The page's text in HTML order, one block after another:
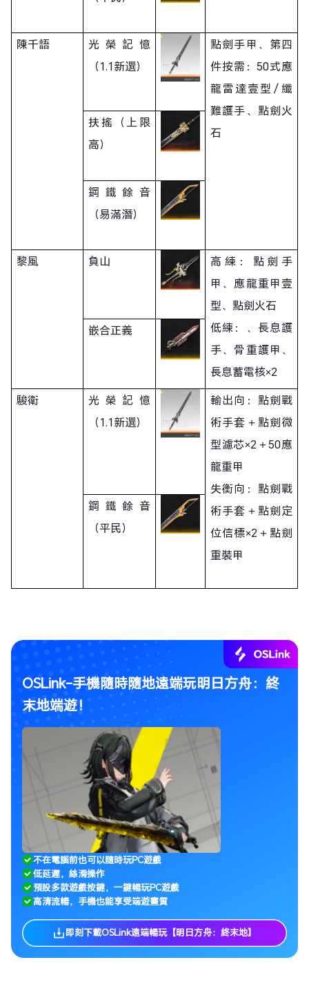
陳千語
光榮記憶
（1.1新選）
點劍手甲、第四
件按需：50式應
龍雷達壹型／纖
難護手、點劍火
石
扶搖（上限
高）
鋼鐵餘音
（易滿潛）
黎風 負山
高練：點劍手
甲、應龍重甲壹
型、點劍火石
低練：、長息護
手、骨重護甲、
長息蓄電核×2
嵌合正義
駿衛
光榮記憶
（1.1新選）
輸出向：點劍戰
術手套＋點劍微
型濾芯×2＋50應
龍重甲
失衡向：點劍戰
術手套＋點劍定
位信標×2＋點劍
重裝甲
鋼鐵餘音
（平民）
OSLink-手機隨時隨地遠端玩明日方舟：終
末地端遊！
不在電腦前也可以隨時玩PC遊戲
低延遲，絲滑操作
預設多款遊戲按鍵，一鍵暢玩PC遊戲
高清流暢，手機也能享受端遊畫質
即刻下載OSLink遠端暢玩【明日方舟：終末地】